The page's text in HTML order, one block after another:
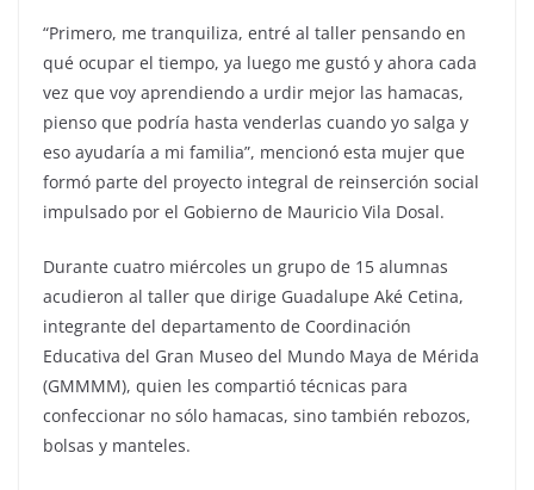
“Primero, me tranquiliza, entré al taller pensando en
qué ocupar el tiempo, ya luego me gustó y ahora cada
vez que voy aprendiendo a urdir mejor las hamacas,
pienso que podría hasta venderlas cuando yo salga y
eso ayudaría a mi familia”, mencionó esta mujer que
formó parte del proyecto integral de reinserción social
impulsado por el Gobierno de Mauricio Vila Dosal.
Durante cuatro miércoles un grupo de 15 alumnas
acudieron al taller que dirige Guadalupe Aké Cetina,
integrante del departamento de Coordinación
Educativa del Gran Museo del Mundo Maya de Mérida
(GMMMM), quien les compartió técnicas para
confeccionar no sólo hamacas, sino también rebozos,
bolsas y manteles.